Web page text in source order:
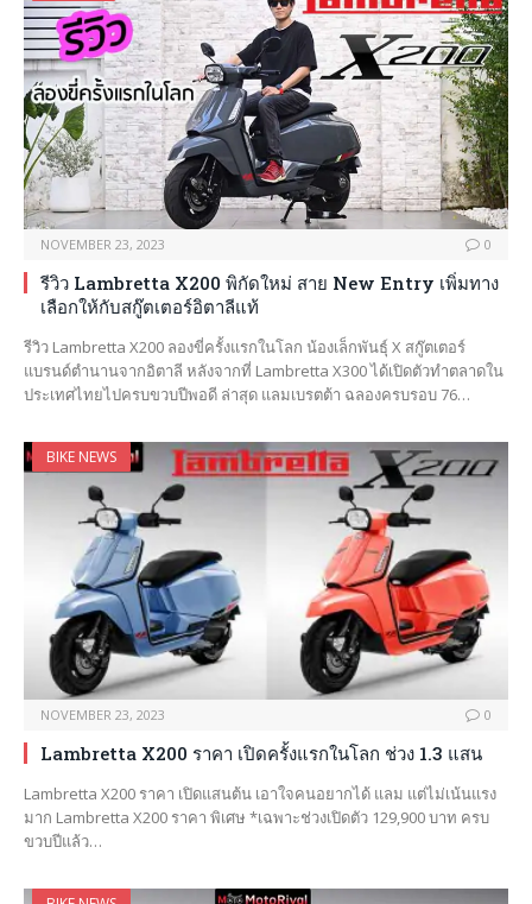
NOVEMBER 23, 2023 0
รีวิว Lambretta X200 พิกัดใหม่ สาย New Entry เพิ่มทาง
เลือกให้กับสกู๊ตเตอร์อิตาลีแท้
รีวิว Lambretta X200 ลองขี่ครั้งแรกในโลก น้องเล็กพันธุ์ X สกู๊ตเตอร์
แบรนด์ตำนานจากอิตาลี หลังจากที่ Lambretta X300 ได้เปิดตัวทำตลาดใน
ประเทศไทยไปครบขวบปีพอดี ล่าสุด แลมเบรตต้า ฉลองครบรอบ 76…
BIKE NEWS
NOVEMBER 23, 2023 0
Lambretta X200 ราคา เปิดครั้งแรกในโลก ช่วง 1.3 แสน
Lambretta X200 ราคา เปิดแสนต้น เอาใจคนอยากได้ แลม แต่ไม่เน้นแรง
มาก Lambretta X200 ราคา พิเศษ *เฉพาะช่วงเปิดตัว 129,900 บาท ครบ
ขวบปีแล้ว…